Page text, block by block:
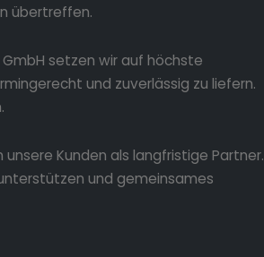
übertreffen.
GmbH setzen wir auf höchste
und zuverlässig zu liefern.
unsere Kunden als langfristige Partner.
und gemeinsames